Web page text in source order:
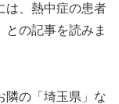
は、熱中症の患者
との記事を読みま
隣の「埼玉県」な